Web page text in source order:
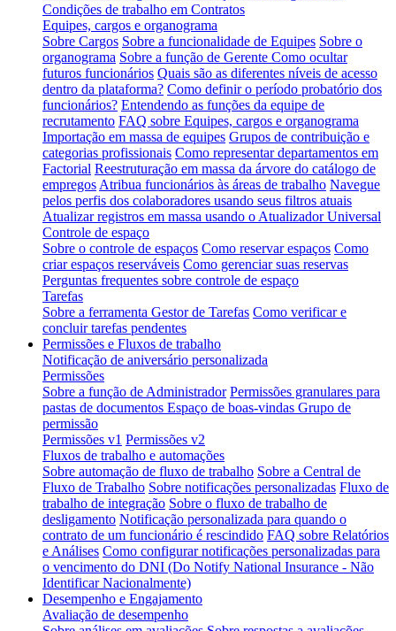
Condições de trabalho em Contratos
Equipes, cargos e organograma
Sobre Cargos Sobre a funcionalidade de Equipes Sobre o
organograma Sobre a função de Gerente Como ocultar
futuros funcionários Quais são as diferentes níveis de acesso
dentro da plataforma? Como definir o período probatório dos
funcionários? Entendendo as funções da equipe de
recrutamento FAQ sobre Equipes, cargos e organograma
Importação em massa de equipes Grupos de contribuição e
categorias profissionais Como representar departamentos em
Factorial Reestruturação em massa da árvore do catálogo de
empregos Atribua funcionários às áreas de trabalho Navegue
pelos perfis dos colaboradores usando seus filtros atuais
Atualizar registros em massa usando o Atualizador Universal
Controle de espaço
Sobre o controle de espaços Como reservar espaços Como
criar espaços reserváveis Como gerenciar suas reservas
Perguntas frequentes sobre controle de espaço
Tarefas
Sobre a ferramenta Gestor de Tarefas Como verificar e
concluir tarefas pendentes
Permissões e Fluxos de trabalho
Notificação de aniversário personalizada
Permissões
Sobre a função de Administrador Permissões granulares para
pastas de documentos Espaço de boas-vindas Grupo de
permissão
Permissões v1 Permissões v2
Fluxos de trabalho e automações
Sobre automação de fluxo de trabalho Sobre a Central de
Fluxo de Trabalho Sobre notificações personalizadas Fluxo de
trabalho de integração Sobre o fluxo de trabalho de
desligamento Notificação personalizada para quando o
contrato de um funcionário é rescindido FAQ sobre Relatórios
e Análises Como configurar notificações personalizadas para
o vencimento do DNI (Do Notify National Insurance - Não
Identificar Nacionalmente)
Desempenho e Engajamento
Avaliação de desempenho